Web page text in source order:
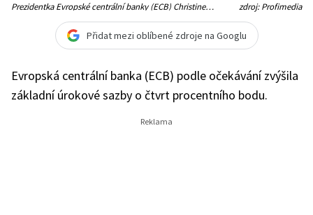
Prezidentka Evropské centrální banky (ECB) Christine zdroj: Profimedia
Přidat mezi oblíbené zdroje na Googlu
Evropská centrální banka (ECB) podle očekávání zvýšila
základní úrokové sazby o čtvrt procentního bodu.